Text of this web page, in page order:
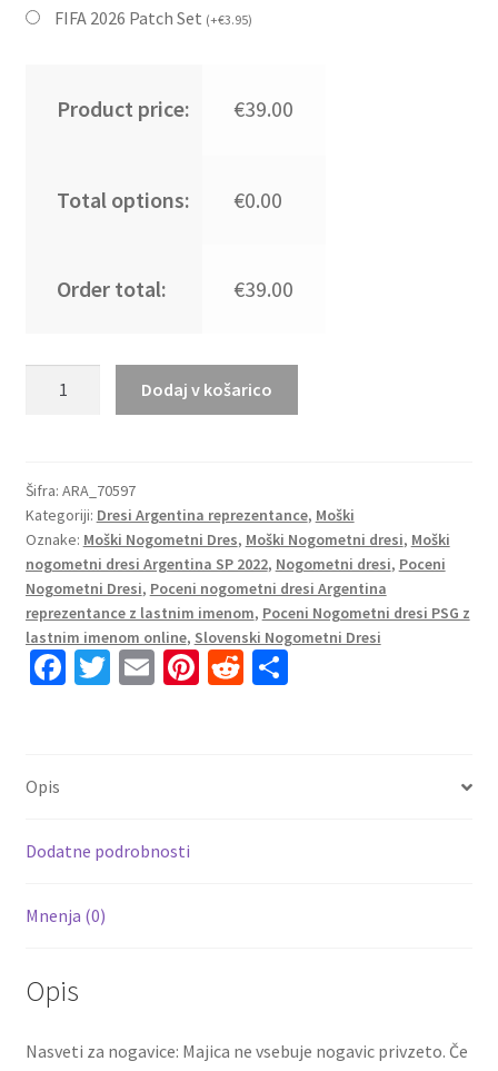
FIFA 2026 Patch Set (+€3.95)
Product price: €39.00
Total options: €0.00
Order total: €39.00
Gostujoči
SP
2022
Kratek
Rokav
ALVAREZ
9
količina
Dodaj v košarico
Šifra: ARA_70597
Kategoriji: Dresi Argentina reprezentance, Moški
Oznake: Moški Nogometni Dres, Moški Nogometni dresi, Moški
nogometni dresi Argentina SP 2022, Nogometni dresi, Poceni
Nogometni Dresi, Poceni nogometni dresi Argentina
reprezentance z lastnim imenom, Poceni Nogometni dresi PSG z
lastnim imenom online, Slovenski Nogometni Dresi
Fa
k
T E Pi R S
Opis
Dodatne podrobnosti
Mnenja (0)
Opis
Nasveti za nogavice: Majica ne vsebuje nogavic privzeto. Če